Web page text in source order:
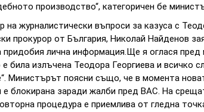
производство“, категоричен бе
на журналистически въпроси за казуса с
прокурор от България, Николай Найденов
придобия лична информация.Ще я оглася
била излъчена Теодора Георгиева и всичко
Министърът поясни също, че в момента
е блокирана заради жалби пред ВАС. На
процедура е приемлива от гледна